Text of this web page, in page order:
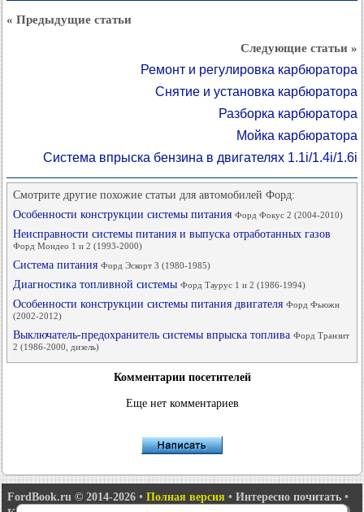
« Предыдущие статьи
Следующие статьи »
Ремонт и регулировка карбюратора
Снятие и установка карбюратора
Разборка карбюратора
Мойка карбюратора
Система впрыска бензина в двигателях 1.1i/1.4i/1.6i
Смотрите другие похожие статьи для автомобилей Форд:
Особенности конструкции системы питания Форд Фокус 2 (2004-2010)
Неисправности системы питания и выпуска отработанных газов
Форд Мондео 1 и 2 (1993-2000)
Система питания Форд Эскорт 3 (1980-1985)
Диагностика топливной системы Форд Таурус 1 и 2 (1986-1994)
Особенности конструкции системы питания двигателя Форд Фьюжн
(2002-2012)
Выключатель-предохранитель системы впрыска топлива Форд Транзит
2 (1986-2000, дизель)
Комментарии посетителей
Еще нет комментариев
FordBook.ru © 2014-2026 • Полная версия • Интересно почитать •